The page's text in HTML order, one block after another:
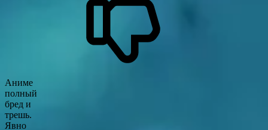
Аниме
полный
бред и
трешь.
Явно